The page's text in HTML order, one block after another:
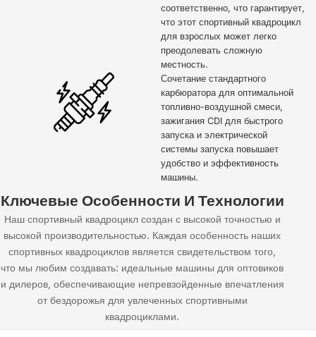
Ключевые Особенности И Технологии
Наш спортивный квадроцикл создан с высокой точностью и
высокой производительностью. Каждая особенность наших
спортивных квадроциклов является свидетельством того,
что мы любим создавать: идеальные машины для оптовиков
и дилеров, обеспечивающие непревзойденные впечатления
от бездорожья для увлеченных спортивными
квадроциклами.
соответственно, что гарантирует,
что этот спортивный квадроцикл
для взрослых может легко
преодолевать сложную
местность.
Сочетание стандартного
карбюратора для оптимальной
топливно-воздушной смеси,
зажигания CDI для быстрого
запуска и электрической
системы запуска повышает
удобство и эффективность
машины.